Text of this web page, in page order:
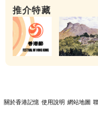
推介特藏
關於香港記憶 使用說明 網站地圖